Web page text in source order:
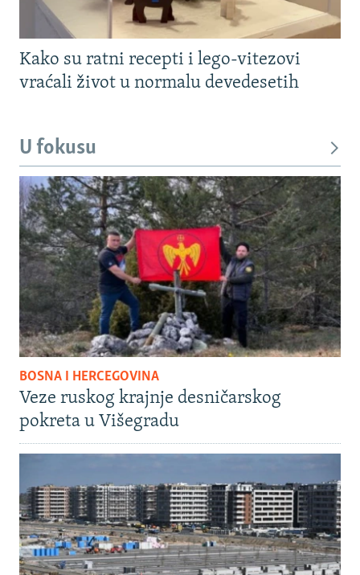
Kako su ratni recepti i lego-vitezovi
vraćali život u normalu devedesetih
U fokusu
BOSNA I HERCEGOVINA
Veze ruskog krajnje desničarskog
pokreta u Višegradu